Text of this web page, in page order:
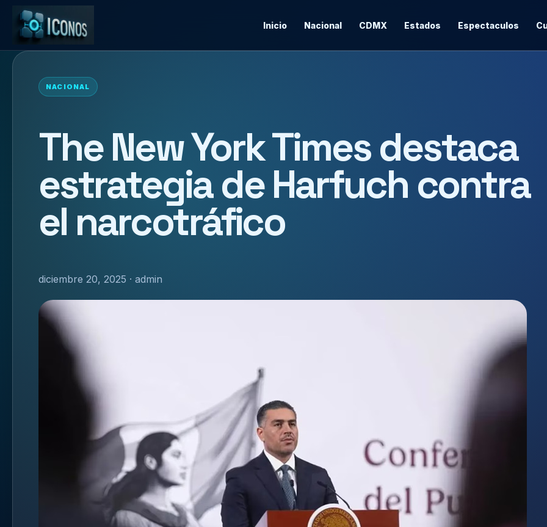
Inicio Nacional CDMX Estados Espectaculos
NACIONAL
The New York Times destaca
estrategia de Harfuch contra
el narcotráfico
diciembre 20, 2025 · admin